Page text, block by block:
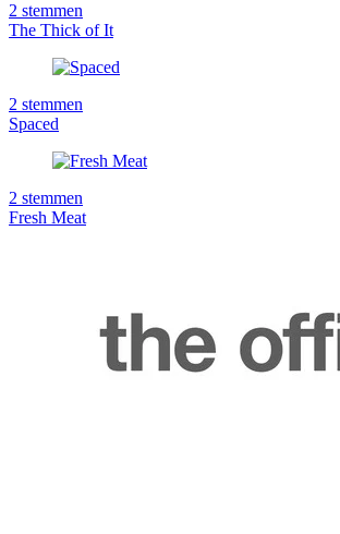
2 stemmen
The Thick of It
2 stemmen
Spaced
2 stemmen
Fresh Meat